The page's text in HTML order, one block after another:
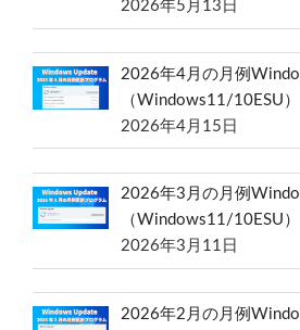
2026年5月13日
2026年4月の月例
（Windows11/10ESU）
2026年4月15日
2026年3月の月例
（Windows11/10ESU）
2026年3月11日
2026年2月の月例